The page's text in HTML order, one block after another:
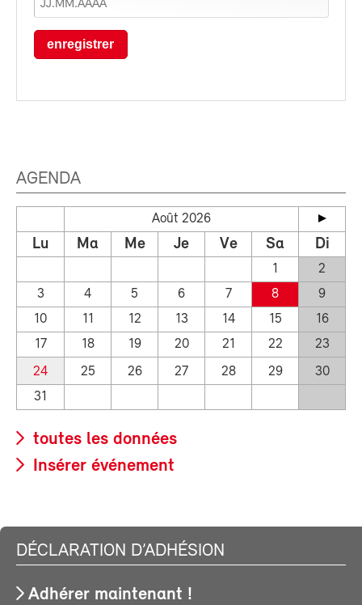
enregistrer
AGENDA
Août 2026
Lu Ma Me Je Ve Sa Di
1
2
3
4 5 6 7 8
9
10
11 12 13 14 15
16
17
18 19 20 21 22
23
24
25 26 27 28 29
30
31
toutes les données
Insérer événement
DÉCLARATION D’ADHÉSION
Adhérer maintenant !